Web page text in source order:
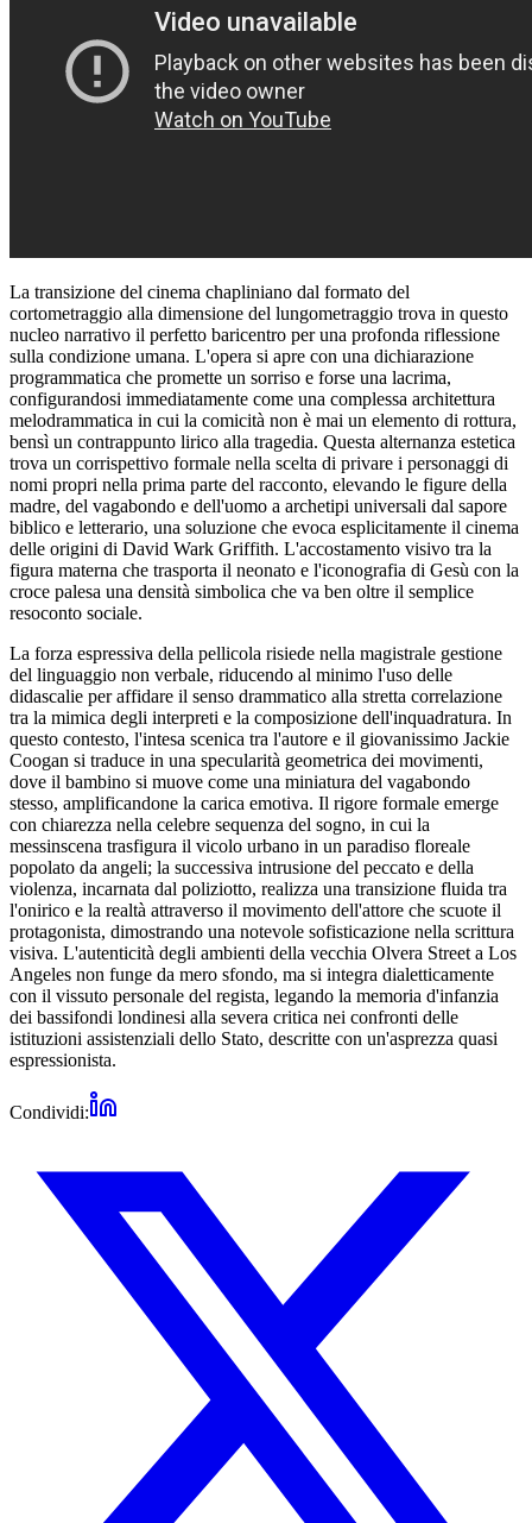
La transizione del cinema chapliniano dal formato del
cortometraggio alla dimensione del lungometraggio trova in questo
nucleo narrativo il perfetto baricentro per una profonda riflessione
sulla condizione umana. L'opera si apre con una dichiarazione
programmatica che promette un sorriso e forse una lacrima,
configurandosi immediatamente come una complessa architettura
melodrammatica in cui la comicità non è mai un elemento di rottura,
bensì un contrappunto lirico alla tragedia. Questa alternanza estetica
trova un corrispettivo formale nella scelta di privare i personaggi di
nomi propri nella prima parte del racconto, elevando le figure della
madre, del vagabondo e dell'uomo a archetipi universali dal sapore
biblico e letterario, una soluzione che evoca esplicitamente il cinema
delle origini di David Wark Griffith. L'accostamento visivo tra la
figura materna che trasporta il neonato e l'iconografia di Gesù con la
croce palesa una densità simbolica che va ben oltre il semplice
resoconto sociale.
La forza espressiva della pellicola risiede nella magistrale gestione
del linguaggio non verbale, riducendo al minimo l'uso delle
didascalie per affidare il senso drammatico alla stretta correlazione
tra la mimica degli interpreti e la composizione dell'inquadratura. In
questo contesto, l'intesa scenica tra l'autore e il giovanissimo Jackie
Coogan si traduce in una specularità geometrica dei movimenti,
dove il bambino si muove come una miniatura del vagabondo
stesso, amplificandone la carica emotiva. Il rigore formale emerge
con chiarezza nella celebre sequenza del sogno, in cui la
messinscena trasfigura il vicolo urbano in un paradiso floreale
popolato da angeli; la successiva intrusione del peccato e della
violenza, incarnata dal poliziotto, realizza una transizione fluida tra
l'onirico e la realtà attraverso il movimento dell'attore che scuote il
protagonista, dimostrando una notevole sofisticazione nella scrittura
visiva. L'autenticità degli ambienti della vecchia Olvera Street a Los
Angeles non funge da mero sfondo, ma si integra dialetticamente
con il vissuto personale del regista, legando la memoria d'infanzia
dei bassifondi londinesi alla severa critica nei confronti delle
istituzioni assistenziali dello Stato, descritte con un'asprezza quasi
espressionista.
Condividi: